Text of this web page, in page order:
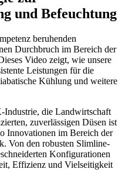
und Befeuchtung
beruhenden
Durchbruch im Bereich der
Video zeigt, wie unsere
Leistungen für die
Kühlung und weitere
die Landwirtschaft
zuverlässigen Düsen ist
Innovationen im Bereich der
Von den robusten Slimline-
Konfigurationen
Effizienz und Vielseitigkeit